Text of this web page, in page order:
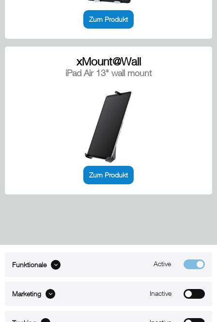
Zum Produkt
xMount@Wall
iPad Air 13" wall mount
Zum Produkt
Funktionale Active
Marketing Inactive